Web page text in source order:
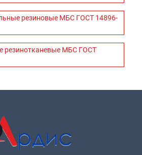
резиновые МБС ГОСТ 14896-
резинотканевые МБС ГОСТ